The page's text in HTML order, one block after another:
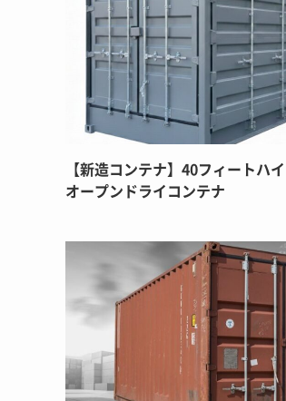
【新造コンテナ】40フィートハ
オープンドライコンテナ